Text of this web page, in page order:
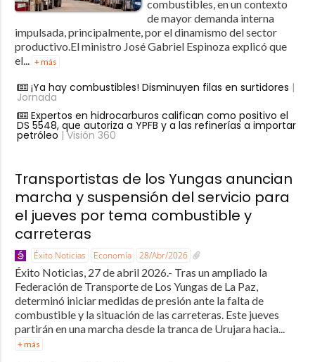
combustibles, en un contexto
de mayor demanda interna
impulsada, principalmente, por el dinamismo del sector
productivo.El ministro José Gabriel Espinoza explicó que
el... + más
¡Ya hay combustibles! Disminuyen filas en surtidores |
Jornada
Expertos en hidrocarburos califican como positivo el
DS 5548, que autoriza a YPFB y a las refinerías a importar
petróleo | Visión 360
Transportistas de los Yungas anuncian
marcha y suspensión del servicio para
el jueves por tema combustible y
carreteras
Éxito Noticias Economía 28/Abr/2026
Éxito Noticias, 27 de abril 2026.- Tras un ampliado la
Federación de Transporte de Los Yungas de La Paz,
determinó iniciar medidas de presión ante la falta de
combustible y la situación de las carreteras. Este jueves
partirán en una marcha desde la tranca de Urujara hacia...
+ más